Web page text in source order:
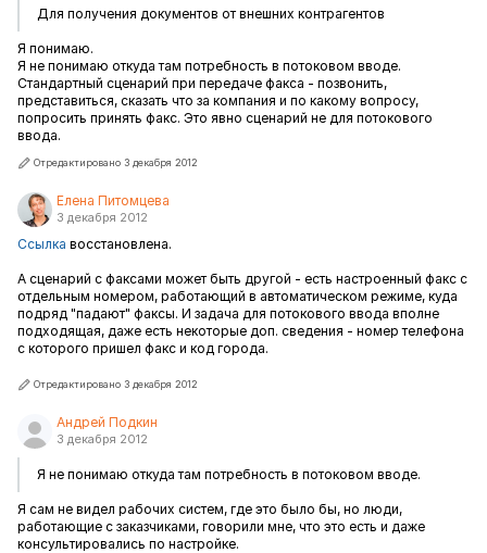
Для получения документов от внешних контрагентов
Я понимаю.
Я не понимаю откуда там потребность в потоковом вводе.
Стандартный сценарий при передаче факса - позвонить,
представиться, сказать что за компания и по какому вопросу,
попросить принять факс. Это явно сценарий не для потокового
ввода.
Отредактировано 3 декабря 2012
Елена Питомцева
3 декабря 2012
Ссылка восстановлена.
А сценарий с факсами может быть другой - есть настроенный факс с
отдельным номером, работающий в автоматическом режиме, куда
подряд "падают" факсы. И задача для потокового ввода вполне
подходящая, даже есть некоторые доп. сведения - номер телефона
с которого пришел факс и код города.
Отредактировано 3 декабря 2012
Андрей Подкин
3 декабря 2012
Я не понимаю откуда там потребность в потоковом вводе.
Я сам не видел рабочих систем, где это было бы, но люди,
работающие с заказчиками, говорили мне, что это есть и даже
консультировались по настройке.